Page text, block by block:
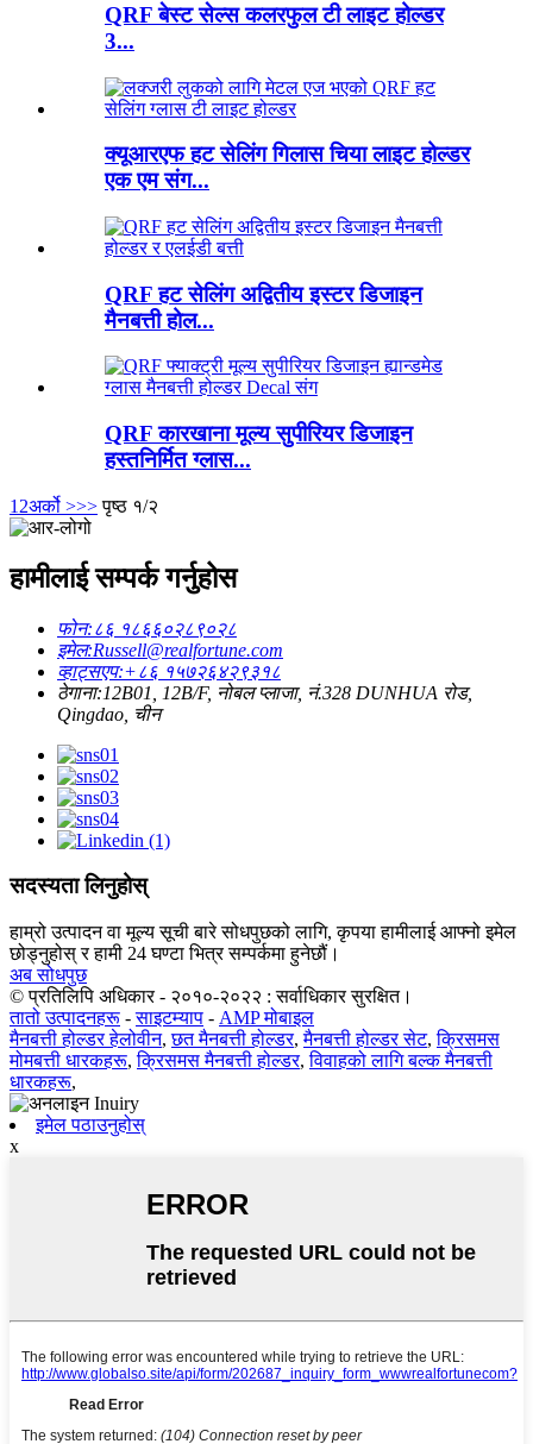
QRF बेस्ट सेल्स कलरफुल टी लाइट होल्डर
3...
क्यूआरएफ हट सेलिंग गिलास चिया लाइट होल्डर
एक एम संग...
QRF हट सेलिंग अद्वितीय इस्टर डिजाइन
मैनबत्ती होल...
QRF कारखाना मूल्य सुपीरियर डिजाइन
हस्तनिर्मित ग्लास...
1 2अर्को >>> पृष्ठ १/२
हामीलाई सम्पर्क गर्नुहोस
फोन:८६ १८६६०२८९०२८
इमेल:Russell@realfortune.com
व्हाट्सएप:+८६ १५७२६४२९३१८
ठेगाना:12B01, 12B/F, नोबल प्लाजा, नं.328 DUNHUA रोड,
Qingdao, चीन
सदस्यता लिनुहोस्
हाम्रो उत्पादन वा मूल्य सूची बारे सोधपुछको लागि, कृपया हामीलाई आफ्नो इमेल
छोड्नुहोस् र हामी 24 घण्टा भित्र सम्पर्कमा हुनेछौं।
अब सोधपुछ
© प्रतिलिपि अधिकार - २०१०-२०२२ : सर्वाधिकार सुरक्षित।
तातो उत्पादनहरू -साइटम्याप - AMP मोबाइल
मैनबत्ती होल्डर हेलोवीन,छत मैनबत्ती होल्डर,मैनबत्ती होल्डर सेट,क्रिसमस
मोमबत्ती धारकहरू,क्रिसमस मैनबत्ती होल्डर,विवाहको लागि बल्क मैनबत्ती
धारकहरू,
इमेल पठाउनुहोस्
x